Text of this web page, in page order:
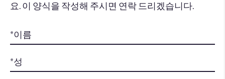
요. 이 양식을 작성해 주시면 연락 드리겠습니다.